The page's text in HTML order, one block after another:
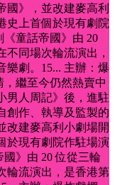
國》，並改建麥高利
史上首個於現有劇院
童話帝國》由 20
同場次輪流演出，
樂劇。15... 主辦：爆
繼至今仍然熱賣中
男人周記》後，進駐
創作、執導及監製的
改建麥高利小劇場開
於現有劇院作駐場演
》由 20 位從三輪
輪流演出，是香港第